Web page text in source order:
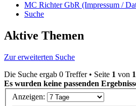
MC Richter GbR (Impressum /
Suche
Aktive Themen
Zur erweiterten Suche
Die Suche ergab 0 Treffer • Seite 1 von 1
Es wurden keine passenden
Anzeigen: